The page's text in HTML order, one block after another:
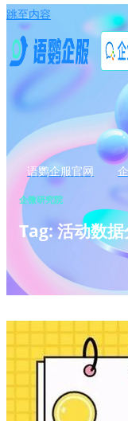
跳至内容
语鹦企服官网
企微研究院
Tag: 活动数